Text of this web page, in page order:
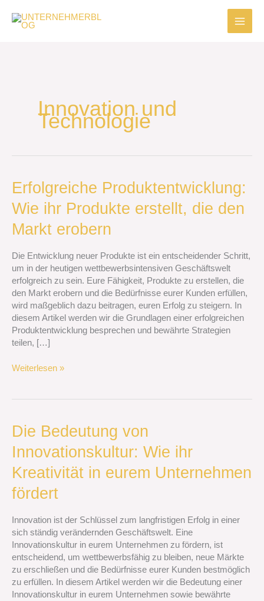
Inhalt
springen
Innovation und
Technologie
Erfolgreiche Produktentwicklung:
Wie ihr Produkte erstellt, die den
Markt erobern
Die Entwicklung neuer Produkte ist ein entscheidender Schritt,
um in der heutigen wettbewerbsintensiven Geschäftswelt
erfolgreich zu sein. Eure Fähigkeit, Produkte zu erstellen, die
den Markt erobern und die Bedürfnisse eurer Kunden erfüllen,
wird maßgeblich dazu beitragen, euren Erfolg zu steigern. In
diesem Artikel werden wir die Grundlagen einer erfolgreichen
Produktentwicklung besprechen und bewährte Strategien
teilen, […]
Erfolgreiche
Produktentwicklung:
Wie
Produkte
die
den
Markt
erobern
Weiterlesen »
Die Bedeutung von
Innovationskultur: Wie ihr
Kreativität in eurem Unternehmen
fördert
Innovation ist der Schlüssel zum langfristigen Erfolg in einer
sich ständig verändernden Geschäftswelt. Eine
Innovationskultur in eurem Unternehmen zu fördern, ist
entscheidend, um wettbewerbsfähig zu bleiben, neue Märkte
zu erschließen und die Bedürfnisse eurer Kunden bestmöglich
zu erfüllen. In diesem Artikel werden wir die Bedeutung einer
Innovationskultur in eurem Unternehmen sowie bewährte
Die
Bedeutung
von
Wie
ihr
Kreativität
eurem
Unternehmen
fördert